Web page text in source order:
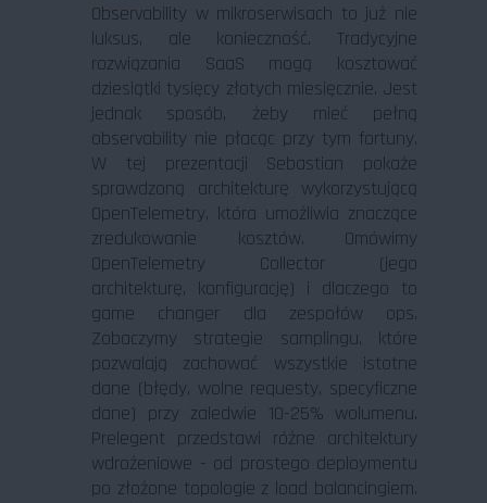
Observability w mikroserwisach to już nie
luksus, ale konieczność. Tradycyjne
rozwiązania SaaS mogą kosztować
dziesiątki tysięcy złotych miesięcznie. Jest
jednak sposób, żeby mieć pełną
observability nie płacąc przy tym fortuny.
W tej prezentacji Sebastian pokaże
sprawdzoną architekturę wykorzystującą
OpenTelemetry, która umożliwia znaczące
zredukowanie kosztów. Omówimy
OpenTelemetry Collector (jego
architekturę, konfigurację) i dlaczego to
game changer dla zespołów ops.
Zobaczymy strategie samplingu, które
pozwalają zachować wszystkie istotne
dane (błędy, wolne requesty, specyficzne
dane) przy zaledwie 10-25% wolumenu.
Prelegent przedstawi różne architektury
wdrożeniowe - od prostego deploymentu
po złożone topologie z load balancingiem.